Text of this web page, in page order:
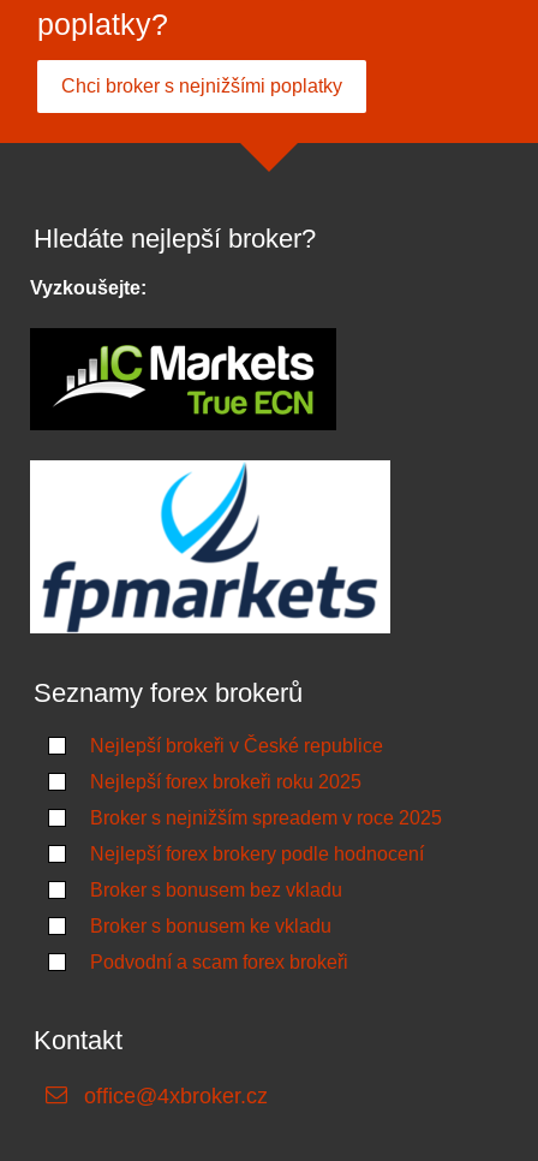
poplatky?
Chci broker s nejnižšími poplatky
Hledáte nejlepší broker?
Vyzkoušejte:
Seznamy forex brokerů
Nejlepší brokeři v České republice
Nejlepší forex brokeři roku 2025
Broker s nejnižším spreadem v roce 2025
Nejlepší forex brokery podle hodnocení
Broker s bonusem bez vkladu
Broker s bonusem ke vkladu
Podvodní a scam forex brokeři
Kontakt
office@4xbroker.cz